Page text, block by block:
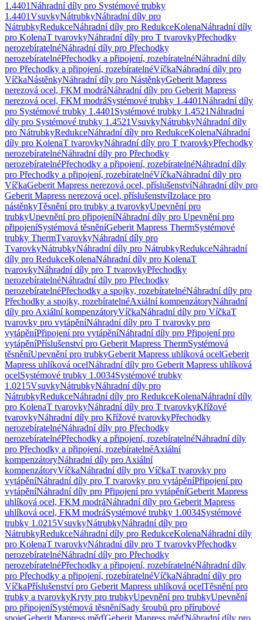
1.4401Náhradní díly pro Systémové trubky
1.4401VsuvkyNátrubkyNáhradní díly pro
NátrubkyRedukceNáhradní díly pro RedukceKolenaNáhradní díly
pro KolenaT tvarovkyNáhradní díly pro T tvarovkyPřechodky
nerozebíratelnéNáhradní díly pro Přechodky
nerozebíratelnéPřechodky a připojení, rozebíratelnéNáhradní díly
pro Přechodky a připojení, rozebíratelnéVíčkaNáhradní díly pro
VíčkaNástěnkyNáhradní díly pro NástěnkyGeberit Mapress
nerezová ocel, FKM modráNáhradní díly pro Geberit Mapress
nerezová ocel, FKM modráSystémové trubky 1.4401Náhradní díly
pro Systémové trubky 1.4401 Systémové trubky 1.4521Náhradní
díly pro Systémové trubky 1.4521VsuvkyNátrubkyNáhradní díly
pro NátrubkyRedukceNáhradní díly pro RedukceKolenaNáhradní
díly pro KolenaT tvarovkyNáhradní díly pro T tvarovkyPřechodky
nerozebíratelnéNáhradní díly pro Přechodky
nerozebíratelnéPřechodky a připojení, rozebíratelnéNáhradní díly
pro Přechodky a připojení, rozebíratelnéVíčkaNáhradní díly pro
VíčkaGeberit Mapress nerezová ocel, příslušenstvíNáhradní díly pro
Geberit Mapress nerezová ocel, příslušenstvíIzolace pro
nástěnkyTěsnění pro trubky a tvarovkyUpevnění pro
trubkyUpevnění pro připojeníNáhradní díly pro Upevnění pro
připojeníSystémová těsněníGeberit Mapress ThermSystémové
trubky ThermTvarovkyNáhradní díly pro
TvarovkyNátrubkyNáhradní díly pro NátrubkyRedukceNáhradní
díly pro RedukceKolenaNáhradní díly pro KolenaT
tvarovkyNáhradní díly pro T tvarovkyPřechodky
nerozebíratelnéNáhradní díly pro Přechodky
nerozebíratelnéPřechodky a spojky, rozebíratelnéNáhradní díly pro
Přechodky a spojky, rozebíratelnéAxiální kompenzátoryNáhradní
díly pro Axiální kompenzátoryVíčkaNáhradní díly pro VíčkaT
tvarovky pro vytápěníNáhradní díly pro T tvarovky pro
vytápěníPřipojení pro vytápěníNáhradní díly pro Připojení pro
vytápěníPříslušenství pro Geberit Mapress ThermSystémová
těsněníUpevnění pro trubkyGeberit Mapress uhlíková ocelGeberit
Mapress uhlíková ocelNáhradní díly pro Geberit Mapress uhlíková
ocelSystémové trubky 1.0034Systémové trubky
1.0215VsuvkyNátrubkyNáhradní díly pro
NátrubkyRedukceNáhradní díly pro RedukceKolenaNáhradní díly
pro KolenaT tvarovkyNáhradní díly pro T tvarovkyKřížové
tvarovkyNáhradní díly pro Křížové tvarovkyPřechodky
nerozebíratelnéNáhradní díly pro Přechodky
nerozebíratelnéPřechodky a připojení, rozebíratelnéNáhradní díly
pro Přechodky a připojení, rozebíratelnéAxiální
kompenzátoryNáhradní díly pro Axiální
kompenzátoryVíčkaNáhradní díly pro VíčkaT tvarovky pro
vytápěníNáhradní díly pro T tvarovky pro vytápěníPřipojení pro
vytápěníNáhradní díly pro Připojení pro vytápěníGeberit Mapress
uhlíková ocel, FKM modráNáhradní díly pro Geberit Mapress
uhlíková ocel, FKM modráSystémové trubky 1.0034Systémové
trubky 1.0215VsuvkyNátrubkyNáhradní díly pro
NátrubkyRedukceNáhradní díly pro RedukceKolenaNáhradní díly
pro KolenaT tvarovkyNáhradní díly pro T tvarovkyPřechodky
nerozebíratelnéNáhradní díly pro Přechodky
nerozebíratelnéPřechodky a připojení, rozebíratelnéNáhradní díly
pro Přechodky a připojení, rozebíratelnéVíčkaNáhradní díly pro
VíčkaPříslušenství pro Geberit Mapress uhlíková ocelTěsnění pro
trubky a tvarovkyKryty pro trubkyUpevnění pro trubkyUpevnění
pro připojeníSystémová těsněníSady šroubů pro přírubové
spojeGeberit Mapress měďGeberit Mapress měďNáhradní díly pro